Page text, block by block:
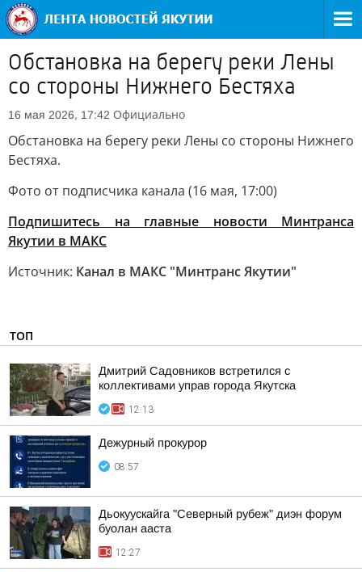
Обстановка на берегу реки Лены
со стороны Нижнего Бестяха
16 мая 2026, 17:42 Официально
Обстановка на берегу реки Лены со стороны Нижнего
Бестяха.
Фото от подписчика канала (16 мая, 17:00)
Подпишитесь на главные новости Минтранса
Якутии в МАКС
Источник: Канал в МАКС "Минтранс Якутии"
ТОП
Дмитрий Садовников встретился с
коллективами управ города Якутска
12:13
Дежурный прокурор
08:57
Дьокуускайга "Северный рубеж" диэн форум
буолан ааста
12:27